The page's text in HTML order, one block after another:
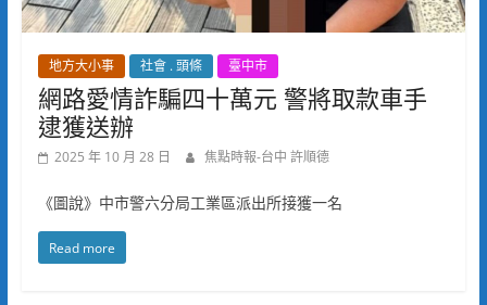
地方大小事 社會 . 頭條 臺中市
網路愛情詐騙四十萬元 警將取款車手
逮獲送辦
2025 年 10 月 28 日 焦點時報-台中 許順德
《圖說》中市警六分局工業區派出所接獲一名
Read more